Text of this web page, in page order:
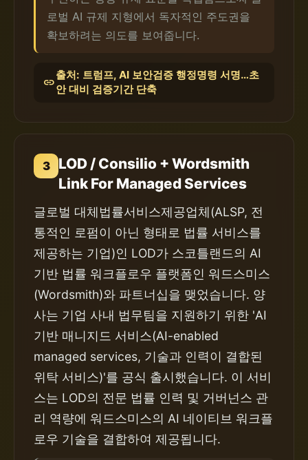
로벌 AI 규제 지형에서 독자적인 주도권을
확보하려는 의도를 보여줍니다.
link
출처: 트럼프, AI 보안검증 행정명령 서명…초
안 대비 검증기간 단축
3
LOD / Consilio + Wordsmith
Link For Managed Services
글로벌 대체법률서비스제공업체(ALSP, 전
통적인 로펌이 아닌 형태로 법률 서비스를
제공하는 기업)인 LOD가 스코틀랜드의 AI
기반 법률 워크플로우 플랫폼인 워드스미스
(Wordsmith)와 파트너십을 맺었습니다. 양
사는 기업 사내 법무팀을 지원하기 위한 'AI
기반 매니지드 서비스(AI-enabled
managed services, 기술과 인력이 결합된
위탁 서비스)'를 공식 출시했습니다. 이 서비
스는 LOD의 전문 법률 인력 및 거버넌스 관
리 역량에 워드스미스의 AI 네이티브 워크플
로우 기술을 결합하여 제공됩니다.